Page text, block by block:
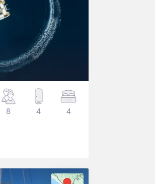
8 4 4